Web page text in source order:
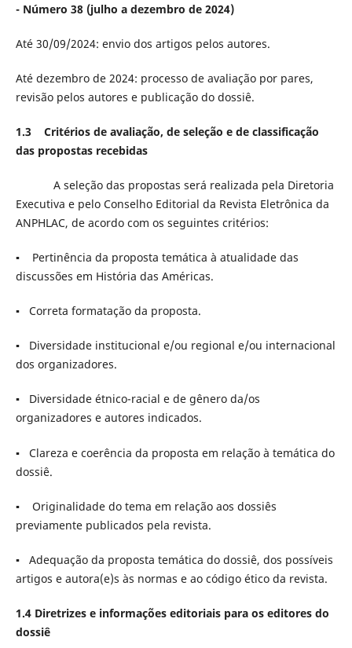
- Número 38 (julho a dezembro de 2024)
Até 30/09/2024: envio dos artigos pelos autores.
Até dezembro de 2024: processo de avaliação por pares,
revisão pelos autores e publicação do dossiê.
1.3
Critérios de avaliação, de seleção e de classificação
das propostas recebidas
A seleção das propostas será realizada pela Diretoria
Executiva e pelo Conselho Editorial da Revista Eletrônica da
ANPHLAC, de acordo com os seguintes critérios:
▪ Pertinência da proposta temática à atualidade das
discussões em História das Américas.
▪ Correta formatação da proposta.
▪ Diversidade institucional e/ou regional e/ou internacional
dos organizadores.
▪ Diversidade étnico-racial e de gênero da/os
organizadores e autores indicados.
▪ Clareza e coerência da proposta em relação à temática do
dossiê.
▪ Originalidade do tema em relação aos dossiês
previamente publicados pela revista.
▪ Adequação da proposta temática do dossiê, dos possíveis
artigos e autora(e)s às normas e ao código ético da revista.
1.4 Diretrizes e informações editoriais para os editores do
dossiê